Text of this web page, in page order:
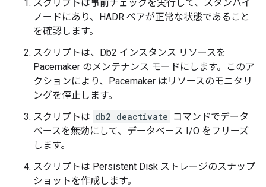
スクリプトは事前チェックを実行して、スタンバイ
ノードにあり、HADR ペアが正常な状態であること
を確認します。
スクリプトは、Db2 インスタンス リソースを
Pacemaker のメンテナンス モードにします。このア
クションにより、Pacemaker はリソースのモニタリ
ングを停止します。
スクリプトは db2 deactivate コマンドでデータ
ベースを無効にして、データベース I/O をフリーズ
します。
スクリプトは Persistent Disk ストレージのスナップ
ショットを作成します。